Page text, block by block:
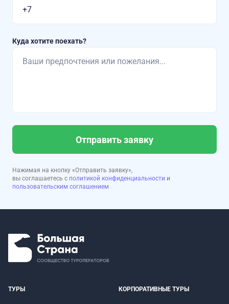
Куда хотите поехать?
Отправить заявку
Нажимая на кнопку «Отправить заявку»,
вы соглашаетесь с политикой конфиденциальности и
пользовательским соглашением
ТУРЫ КОРПОРАТИВНЫЕ ТУРЫ